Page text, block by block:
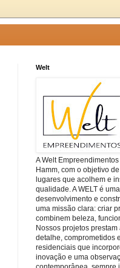
Welt
A Welt
Hamm, com o objetivo
lugares que acolhem e
qualidade. A WELT é
desenvolvimento e
uma missão clara: criar
combinem beleza,
Nossos projetos
detalhe, comprometidos
residenciais que
inovação e uma